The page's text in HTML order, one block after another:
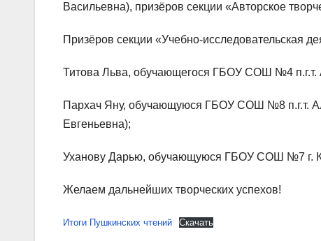
Васильевна), призёров секции «Авторское
Призёров секции «Учебно-исследовательская
Титова Льва, обучающегося ГБОУ СОШ №4 п.г.т.
Пархач Яну, обучающуюся ГБОУ СОШ №8 п.г.т.
Евгеньевна);
Уханову Дарью, обучающуюся ГБОУ СОШ №7 г.
Желаем дальнейших творческих успехов!
Итоги Пушкинских чтений Скачать